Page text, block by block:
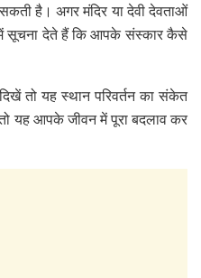
है। अगर मंदिर या देवी देवताओं
में सूचना देते हैं कि आपके संस्कार कैसे
तो यह स्थान परिवर्तन का संकेत
यह आपके जीवन में पूरा बदलाव कर